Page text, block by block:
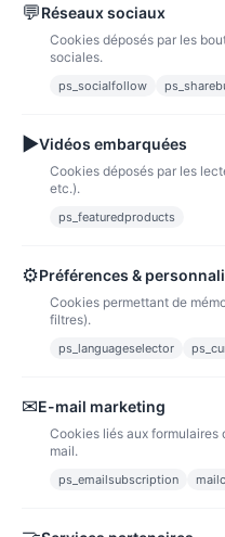
Paiements sécurisés via
bons
Notre société
Nous suivre
💬Réseaux sociaux
Cookies déposés par les
sociales.
ps_socialfollow
▶Vidéos embarquées
Cookies déposés par les
etc.).
ps_featuredproducts
⚙Préférences &
Cookies permettant de
filtres).
ps_languageselector
✉E-mail marketing
Cookies liés aux
mail.
ps_emailsubscription